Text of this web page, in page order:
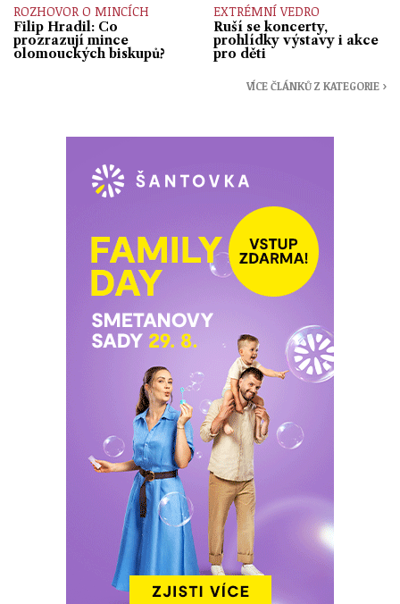
ROZHOVOR O MINCÍCH
Filip Hradil: Co
prozrazují mince
olomouckých biskupů?
EXTRÉMNÍ VEDRO
Ruší se koncerty,
prohlídky výstavy i akce
pro děti
VÍCE ČLÁNKŮ Z KATEGORIE ›